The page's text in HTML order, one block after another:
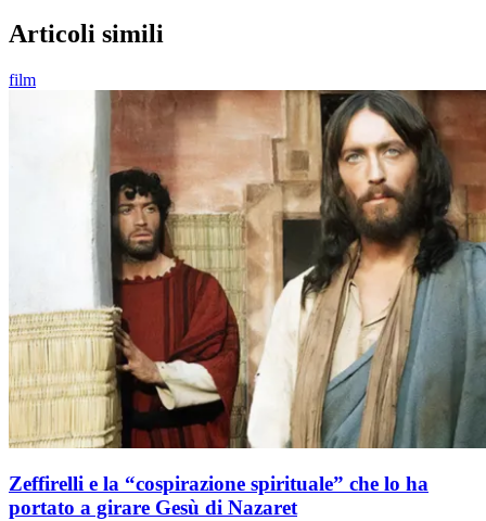
Articoli simili
film
Zeffirelli e la “cospirazione spirituale” che lo ha
portato a girare Gesù di Nazaret